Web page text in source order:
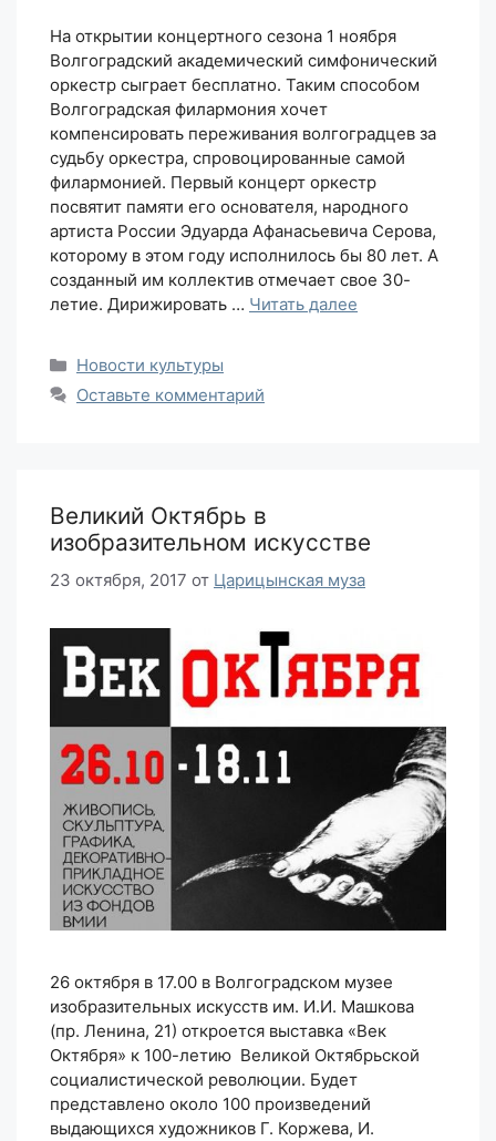
На открытии концертного сезона 1 ноября
Волгоградский академический симфонический
оркестр сыграет бесплатно. Таким способом
Волгоградская филармония хочет
компенсировать переживания волгоградцев за
судьбу оркестра, спровоцированные самой
филармонией. Первый концерт оркестр
посвятит памяти его основателя, народного
артиста России Эдуарда Афанасьевича Серова,
которому в этом году исполнилось бы 80 лет. А
созданный им коллектив отмечает свое 30-
летие. Дирижировать … Читать далее
Рубрики
Новости культуры
Оставьте комментарий
Великий Октябрь в
изобразительном искусстве
23 октября, 2017 от Царицынская муза
26 октября в 17.00 в Волгоградском музее
изобразительных искусств им. И.И. Машкова
(пр. Ленина, 21) откроется выставка «Век
Октября» к 100-летию Великой Октябрьской
социалистической революции. Будет
представлено около 100 произведений
выдающихся художников Г. Коржева, И.